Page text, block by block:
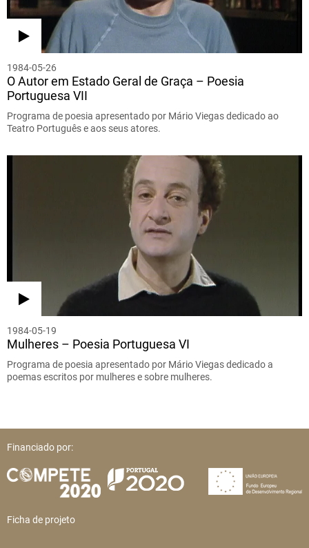
1984-05-26
O Autor em Estado Geral de Graça – Poesia
Portuguesa VII
Programa de poesia apresentado por Mário Viegas dedicado ao
Teatro Português e aos seus atores.
1984-05-19
Mulheres – Poesia Portuguesa VI
Programa de poesia apresentado por Mário Viegas dedicado a
poemas escritos por mulheres e sobre mulheres.
Financiado por:
Ficha de projeto